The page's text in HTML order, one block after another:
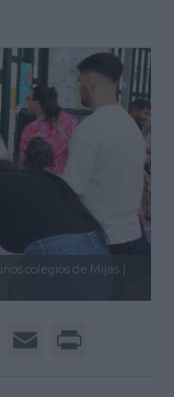
colegios de Mijas |
Message
Email